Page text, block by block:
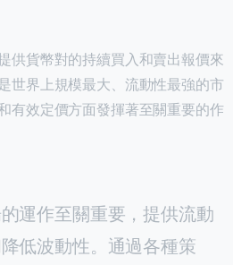
供貨幣對的持續買入和賣出報價來
世界上規模最大、流動性最強的市
有效定價方面發揮著至關重要的作
運作至關重要，提供流動
低波動性。通過各種策